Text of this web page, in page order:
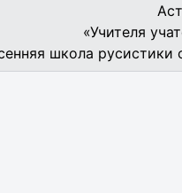
«Учителя
школа русистики